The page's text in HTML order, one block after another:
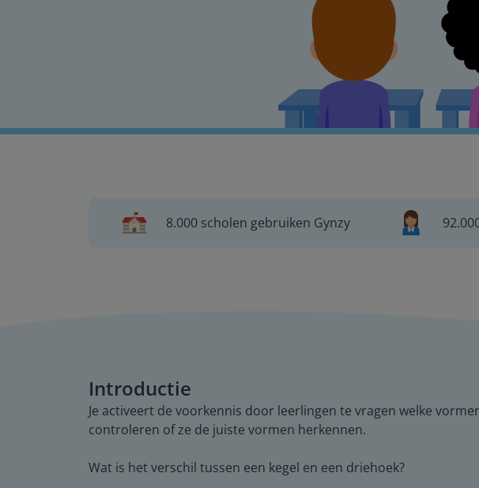
8.000 scholen gebruiken Gynzy
Introductie
Je activeert de voorkennis door leerlingen te vragen welke
controleren of ze de juiste vormen herkennen.
Wat is het verschil tussen een kegel en een driehoek?